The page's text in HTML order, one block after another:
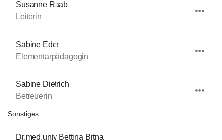
Susanne Raab
Leiterin
Sabine Eder
Elementarpädagogin
Sabine Dietrich
Betreuerin
Sonstiges
Dr.med.univ Bettina Brtna